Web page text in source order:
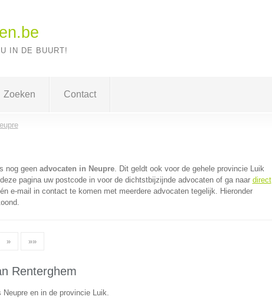
IN DE BUURT!
Zoeken Contact
nog geen advocaten in Neupre. Dit geldt ook voor de gehele provincie Luik
pagina uw postcode in voor de dichtstbijzijnde advocaten of ga naar direct
e-mail in contact te komen met meerdere advocaten tegelijk. Hieronder
» »»
Renterghem
en in de provincie Luik.